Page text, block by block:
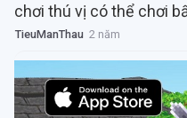
chơi thú vị có thể chơi
TieuManThau 2 năm